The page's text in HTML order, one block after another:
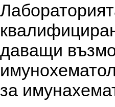
даващи
за